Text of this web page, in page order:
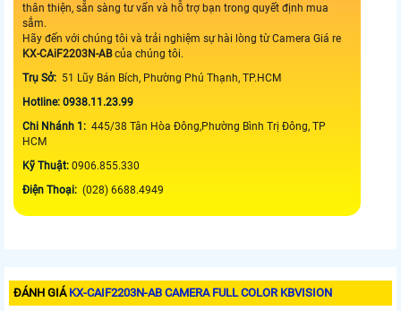
thân thiện, sẵn sàng tư vấn và hỗ trợ bạn trong quyết định mua
sắm.
Hãy đến với chúng tôi và trải nghiệm sự hài lòng từ Camera Giá re
KX-CAiF2203N-ABcủa chúng tôi.
Trụ Sở: 51 Lũy Bán Bích, Phường Phú Thạnh, TP.HCM
Hotline: 0938.11.23.99
Chi Nhánh 1: 445/38 Tân Hòa Đông,Phường Bình Trị Đông, TP
HCM
Kỹ Thuật: 0906.855.330
Điện Thoại: (028) 6688.4949
ĐÁNH GIÁ KX-CAIF2203N-AB CAMERA FULL COLOR KBVISION